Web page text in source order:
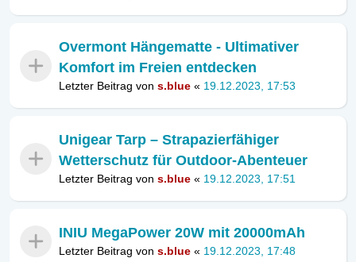
Overmont Hängematte - Ultimativer
Komfort im Freien entdecken
Letzter Beitrag von s.blue « 19.12.2023, 17:53
Unigear Tarp – Strapazierfähiger
Wetterschutz für Outdoor-Abenteuer
Letzter Beitrag von s.blue « 19.12.2023, 17:51
INIU MegaPower 20W mit 20000mAh
Letzter Beitrag von s.blue « 19.12.2023, 17:48